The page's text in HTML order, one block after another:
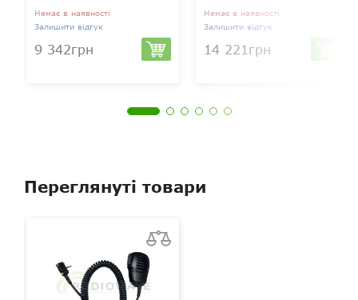
Немає в наявності
Залишити відгук
9 342грн
Немає в наявності
Залишити відгук
14 221грн
Переглянуті товари